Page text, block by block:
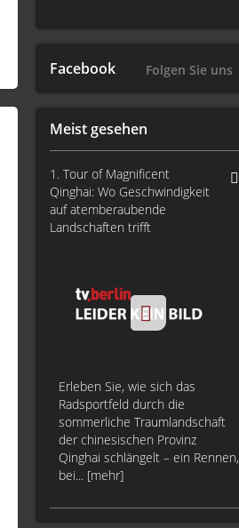
Meist gesehen
1. Tour of Magnificent
Qinghai: Wo Geschwindigkeit
auf atemberaubende
Landschaften trifft
Erleben Sie, wie sich das
Radsportfeld durch die
sommerliche Traumlandschaft
der chinesischen Provinz
Qinghai schlängelt – ein Rennen,
bei... [mehr]
Facebook Folgen Sie uns